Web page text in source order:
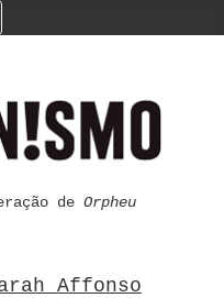
de Orpheu
Affonso